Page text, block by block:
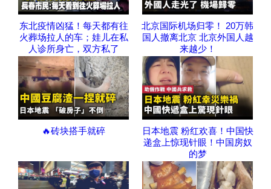
东北疫情凶猛！每天都有往
火葬场拉人的车；娃儿在私
人诊所身亡，双方私了
北京国际机场归零！ 20万韩
国人撤离北京 北京外国人越
来越少！
🔥砖块搭手就碎
日本地震 粉红欢喜！中国快
递盒上惊现针眼！中国房奴
的梦